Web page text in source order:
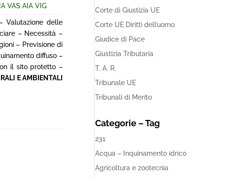
VAS AIA VIG
Valutazione delle
– Necessità –
– Previsione di
diffuso –
il sito protetto –
E AMBIENTALI
Corte di Giustizia UE
Corte UE Diritti dell’uomo
Giudice di Pace
Giustizia Tributaria
T. A. R.
Tribunale UE
Tribunali di Merito
Categorie – Tag
231
Acqua – Inquinamento idrico
Agricoltura e zootecnia